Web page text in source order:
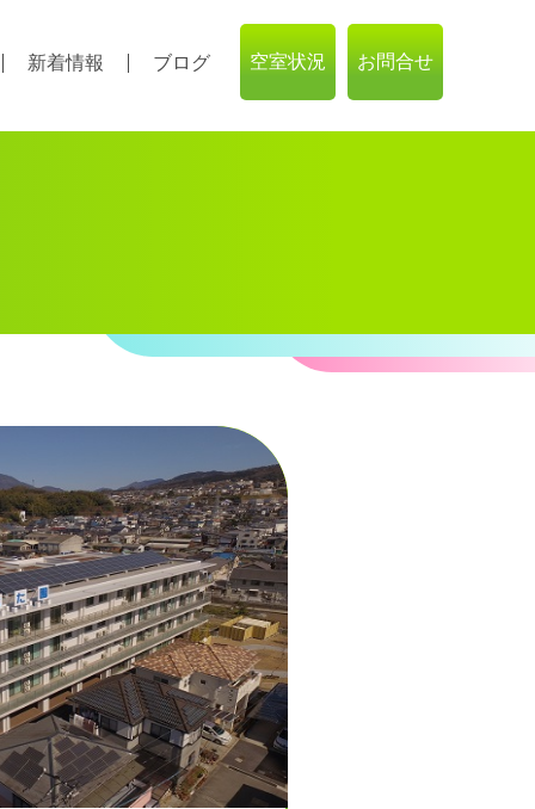
新着情報 ブログ 空室状況 お問合せ